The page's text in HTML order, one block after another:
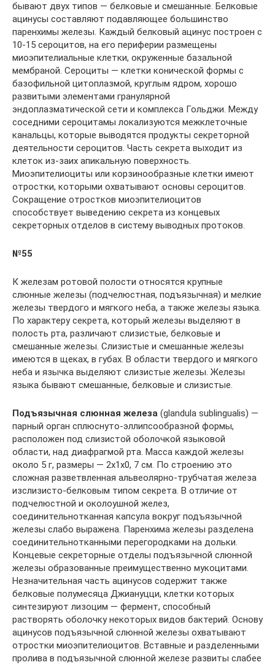
бывают двух типов — белковые и смешанные. Белковые
ацинусы составляют подавляющее большинство
паренхимы железы. Каждый белковый ацинус построен с
10-15 сероцитов, на его периферии размещены
миоэпителиальные клетки, окруженные базальной
мембраной. Сероциты — клетки конической формы с
базофильной цитоплазмой, круглым ядром, хорошо
развитыми элементами гранулярной
эндоплазматической сети и комплекса Гольджи. Между
соседними сероцитамы локализуются межклеточные
канальцы, которые выводятся продукты секреторной
деятельности сероцитов. Часть секрета выходит из
клеток из-заих апикальную поверхность.
Миоэпителиоциты или корзинообразные клетки имеют
отростки, которыми охватывают основы сероцитов.
Сокращение отростков миоэпителиоцитов
способствует выведению секрета из концевых
секреторных отделов в систему выводных протоков.
№55
К железам ротовой полости относятся крупные
слюнные железы (подчелюстная, подъязычная) и мелкие
железы твердого и мягкого неба, а также железы языка.
По характеру секрета, который железы выделяют в
полость рта, различают слизистые, белковые и
смешанные железы. Слизистые и смешанные железы
имеются в щеках, в губах. В области твердого и мягкого
неба и язычка выделяют слизистые железы. Железы
языка бывают смешанные, белковые и слизистые.
Подъязычная слюнная железа (glandula sublingualis) —
парный орган сплюснуто-эллипсообразной формы,
расположен под слизистой оболочкой языковой
области, над диафрагмой рта. Масса каждой железы
около 5 г, размеры — 2x1x0, 7 см. По строению это
сложная разветвленная альвеолярно-трубчатая железа
изслизисто-белковым типом секрета. В отличие от
подчелюстной и околоушной желез,
соединительнотканная капсула вокруг подъязычной
железы слабо выражена. Паренхима железы разделена
соединительнотканными перегородками на дольки.
Концевые секреторные отделы подъязычной слюнной
железы образованные преимущественно мукоцитами.
Незначительная часть ацинусов содержит также
белковые полумесяца Джиануцци, клетки которых
синтезируют лизоцим — фермент, способный
растворять оболочку некоторых видов бактерий. Основу
ацинусов подъязычной слюнной железы охватывают
отростки миоэпителиоцитов. Вставные и разделенными
пролива в подъязычной слюнной железе развиты слабее